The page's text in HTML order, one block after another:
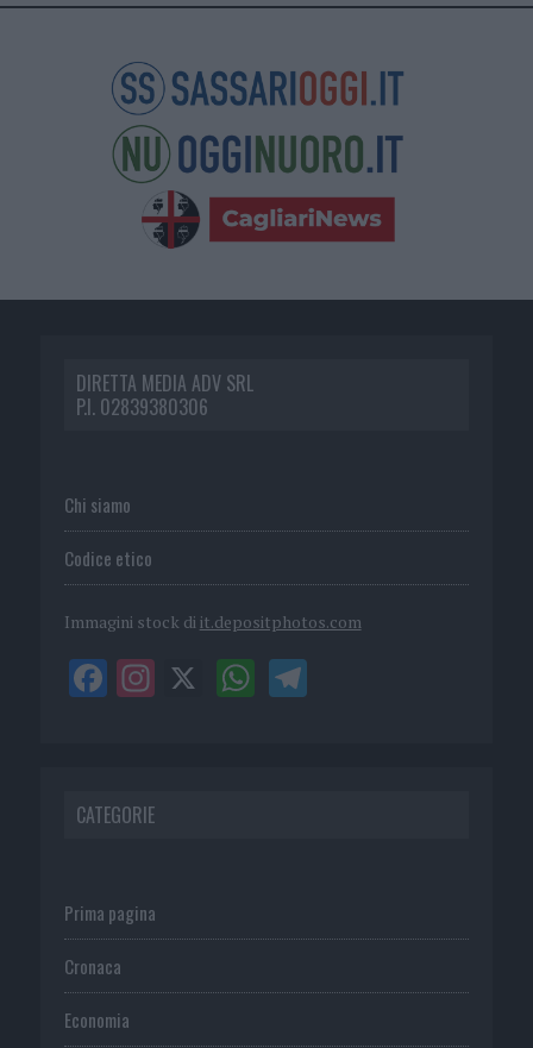
DIRETTA MEDIA ADV SRL
P.I. 02839380306
Chi siamo
Codice etico
Immagini stock di it.depositphotos.com
CATEGORIE
Prima pagina
Cronaca
Economia